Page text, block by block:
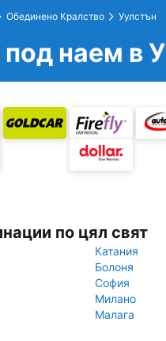
Обединено Кралство Уулстън
наем в
по цял свят
Катания
Болоня
София
Милано
Малага